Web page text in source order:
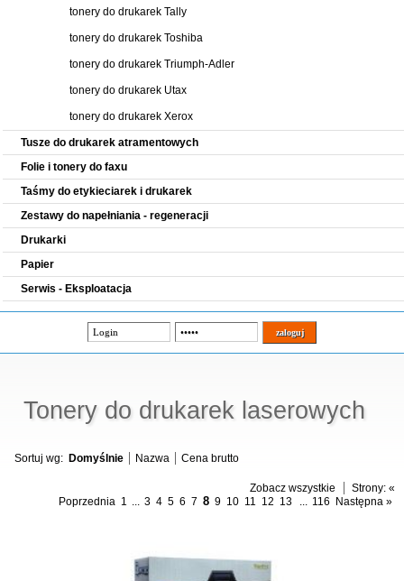
tonery do drukarek Tally
tonery do drukarek Toshiba
tonery do drukarek Triumph-Adler
tonery do drukarek Utax
tonery do drukarek Xerox
Tusze do drukarek atramentowych
Folie i tonery do faxu
Taśmy do etykieciarek i drukarek
Zestawy do napełniania - regeneracji
Drukarki
Papier
Serwis - Eksploatacja
Tonery do drukarek laserowych
Sortuj wg: Domyślnie Nazwa Cena brutto
Zobacz wszystkie Strony: «
Poprzednia 1 ... 3 4 5 6 7 8 9 10 11 12 13 ... 116 Następna »